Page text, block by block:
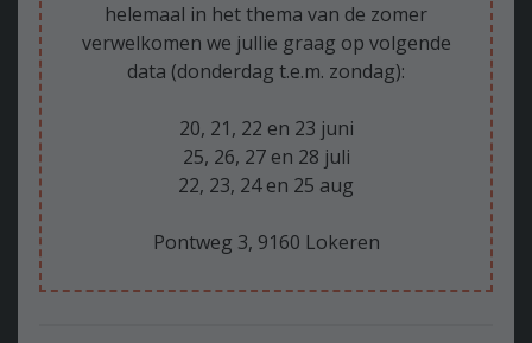
helemaal in het thema van de zomer
verwelkomen we jullie graag op volgende
data (donderdag t.e.m. zondag):
20, 21, 22 en 23 juni
25, 26, 27 en 28 juli
22, 23, 24 en 25 aug
Pontweg 3, 9160 Lokeren